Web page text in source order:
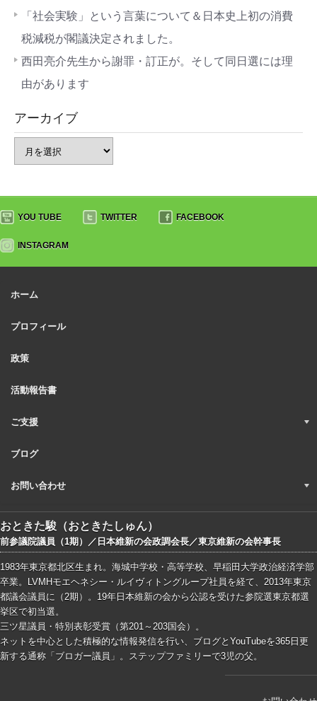
「社会実験」という言葉について＆日本史上初の消費
税減税が閣議決定されました。
西田亮介先生から謝罪・訂正が。そして同日選には理
由があります
アーカイブ
YOU TUBE TWITTER FACEBOOK
INSTAGRAM
ホーム
プロフィール
政策
活動報告書
ご支援
ブログ
お問い合わせ
おときた駿（おときたしゅん）
前参議院議員（1期）／日本維新の会政調会長／東京維新の会幹事長
1983年東京都北区生まれ。海城中学校・高等学校、早稲田大学政治経済学部
卒業。LVMHモエヘネシー・ルイヴィトングループ社員を経て、2013年東京
都議会議員に（2期）。19年日本維新の会から公認を受けた参院選東京都選
挙区で初当選。
三ツ星議員・特別表彰受賞（第201～203国会）。
ネットを中心とした積極的な情報発信を行い、ブログとYouTubeを365日更
新する通称「ブロガー議員」。ステップファミリーで3児の父。